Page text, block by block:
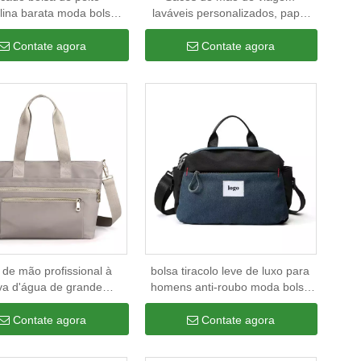
barata moda bolsa
casual com porta de
usb bolsa tiracolo
masculina
Contate agora
laváveis ​​personalizados, papel
kraft reutilizável, à prova d'água,
para trabalho, bolsa de compras
de mercearia
Contate agora
de mão profissional à
d'água de grande
bolsa de ombro
bolsa de escritório
Contate agora
bolsa tiracolo leve de luxo para
homens anti-roubo moda bolsa
de ombro bolsa com alça
superior
Contate agora